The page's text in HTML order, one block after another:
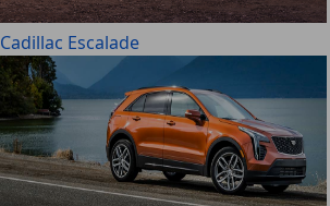
Cadillac Escalade